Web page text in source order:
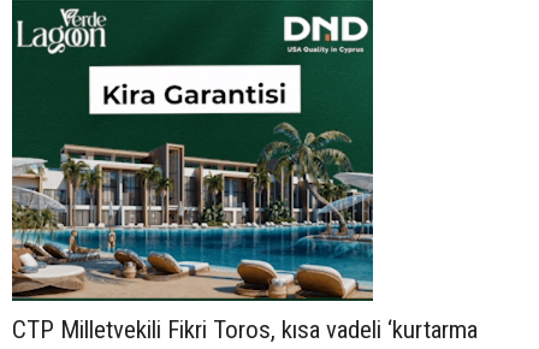
CTP Milletvekili Fikri Toros, kısa vadeli ‘kurtarma